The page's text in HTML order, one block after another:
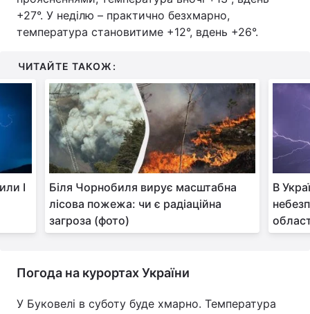
+27°. У неділю – практично безхмарно,
температура становитиме +12°, вдень +26°.
ЧИТАЙТЕ ТАКОЖ:
І
Біля Чорнобиля вирує масштабна
лісова пожежа: чи є радіаційна
загроза (фото)
В
Погода на курортах України
У Буковелі в суботу буде хмарно. Температура